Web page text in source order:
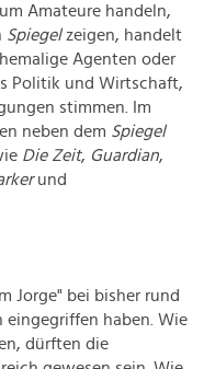
Amateure handeln,
Spiegelzeigen, handelt
Agenten oder
Politik und Wirtschaft,
stimmen. Im
neben dem Spiegel
Die Zeit, Guardian,
und
Jorge" bei bisher rund
eingegriffen haben. Wie
dürften die